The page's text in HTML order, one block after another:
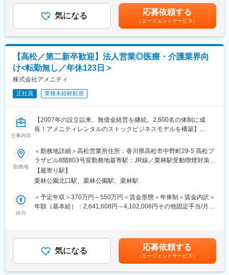
わせて作成していくのも魅力のひとつです。
変更の範囲：会社の定める業務
プローチしていただきます。
・既存顧客への製品提案
・紹介や休眠顧客の掘り起こしなどの新規開拓
■入社後の流れ：
まずは見積りなどを通してOJTで業務を学び、先輩の営業社員の
フォローを通じて、商品知識やお客様への対応方法を学んでいた
だきます。
内勤業務を中心に、基礎知識と実務を習得します。研修期間中に
は、他支店の現場を経験するため、1週間単位の出張研修も実施し
半年～1年後：少しずつお客様を担当し、実務経験を積みながらス
キルを磨きます。※先輩の同行あり
ます。
3年目：一人前として独り立ち
■組織構成
営業10名、事務9名、物流13名
入社10年目 510万円（主任）
主任より上が管理職となります。
リーダー600万、課長700万、部長800万超
※上記は平均で管理職層は実績によって賞与が大きく変わってきま
（4月）■賞与：年2回（7月、12月）賞与5カ月実績賃金はあくま
でも目安の金額であり、選考を通じて上下する可能性がありま
す。月給(月額)は固定手当を含めた表記です。
気になる 応募依頼する
（エージェントサービス）
【高松／第二新卒歓迎】法人営業◎医療・介護業界向
け<転勤無し／年休123日＞
株式会社アメニティ
正社員 業種未経験歓迎
仕事内容
【2007年の設立以来、無借金経営を継続。2,600名の体制に成
長！アメニティレンタルのストックビジネスモデルを構築】
を図るため、このたび新たな仲間をお迎えすることとなりまし
た。
■業務詳細：
病院や介護施設に向けて、入院・入所時に必要な衣類やタオル、
日用品などをレンタルできる「アメニティサポートシステム」を
提案する営業です。ニーズに応じて、人材派遣・紹介サービスや
院内売店の運営代行サービスも提案していきます。
献性も高く、今後の高齢化社会において成長が見込める成長産業
です。 また、病院や介護施設の業務軽減に貢献する事で、患者
様、利用者様へのサービス向上に直結する為、大変やりがいのあ
勤務地
＜勤務地詳細＞高松営業所住所：香川県高松市中野町29-5 高松プ
ラザビル8階803号室勤務地最寄駅：JR線／栗林駅受動喫煙対策：
屋内全面禁煙変更の範囲：本文参照
【最寄り駅】
栗林公園北口駅、栗林公園駅、栗林駅
給与
＜予定年収＞370万円～550万円＜賃金形態＞年俸制＜賃金内訳＞
年額（基本給）：2,641,608円～4,102,008円その他固定手当/月：
無＞有＜残業手当＞有＜給与補足＞※経験・能力・前職の給与など
を考慮するため上下する可能性があります・評価：年2回（4月・
10月/売上実績だけでなく取り組み姿勢や提案プロセスなどの定性
評価も重視）・年収例：370-480万円(主任/入社2-3年)⇒420-550
気になる 応募依頼する
（エージェントサービス）